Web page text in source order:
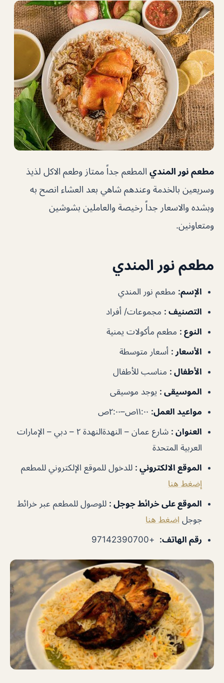
مطعم نور المندي المطعم جداً ممتاز وطعم الاكل لذيذ
وسريعين بالخدمة وعندهم شاهي بعد العشاء انصح به
وبشده والاسعار جداً رخيصة والعاملين بشوشين
ومتعاونين.
مطعم نور المندي
الإسم: مطعم نور المندي
التصنيف : مجموعات/ أفراد
النوع : مطعم مأكولات يمنية
الأسعار : أسعار متوسطة
الأطفال : مناسب للأطفال
الموسيقى : يوجد موسيقى
مواعيد العمل:
العنوان :
شارع عمان – النهدةالنهدة ٢ – دبي – الإمارات
العربية المتحدة
الموقع الالكتروني : للدخول للموقع الإلكتروني للمطعم
إضغط هنا
الموقع على خرائط جوجل : للوصول للمطعم عبر خرائط
جوجل اضغط هنا
رقم الهاتف:
+97142390700